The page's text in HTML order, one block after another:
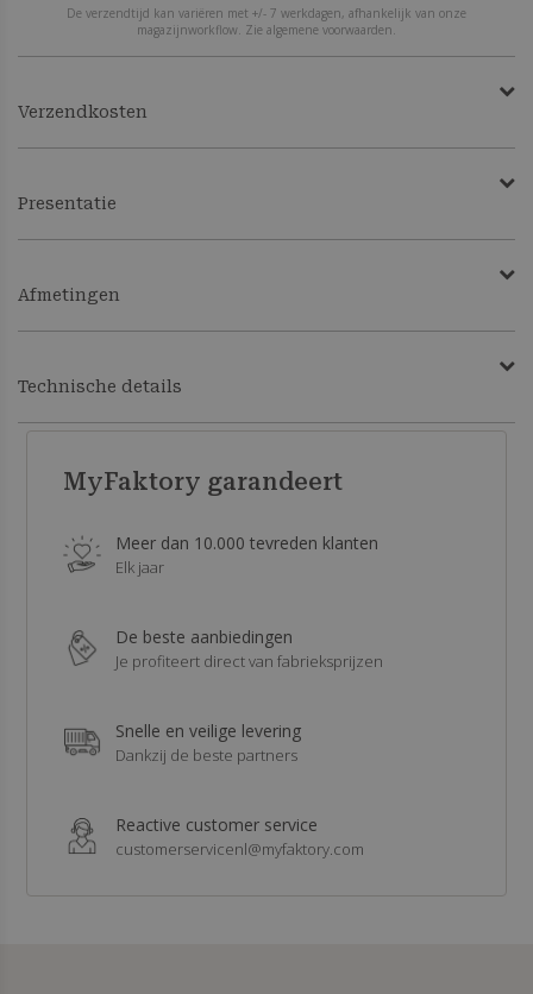
De verzendtijd kan variëren met +/- 7 werkdagen, afhankelijk van onze
magazijnworkflow. Zie algemene voorwaarden.
Verzendkosten
Presentatie
Afmetingen
Technische details
MyFaktory garandeert
Meer dan 10.000 tevreden klanten
Elk jaar
De beste aanbiedingen
Je profiteert direct van fabrieksprijzen
Snelle en veilige levering
Dankzij de beste partners
Reactive customer service
customerservicenl@myfaktory.com